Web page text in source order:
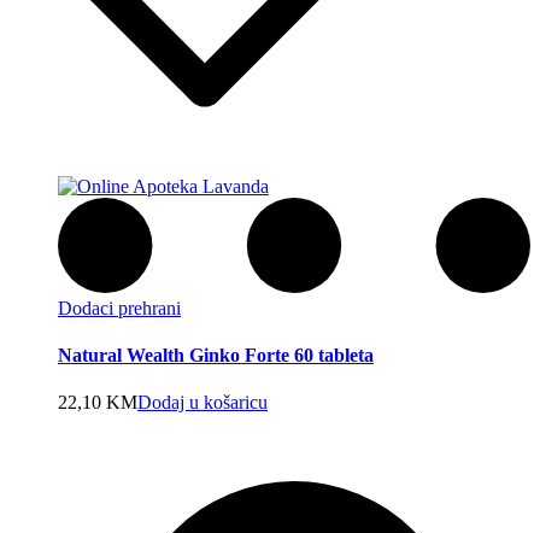
Dodaci prehrani
Natural Wealth Ginko Forte 60 tableta
22,10 KMDodaj u košaricu